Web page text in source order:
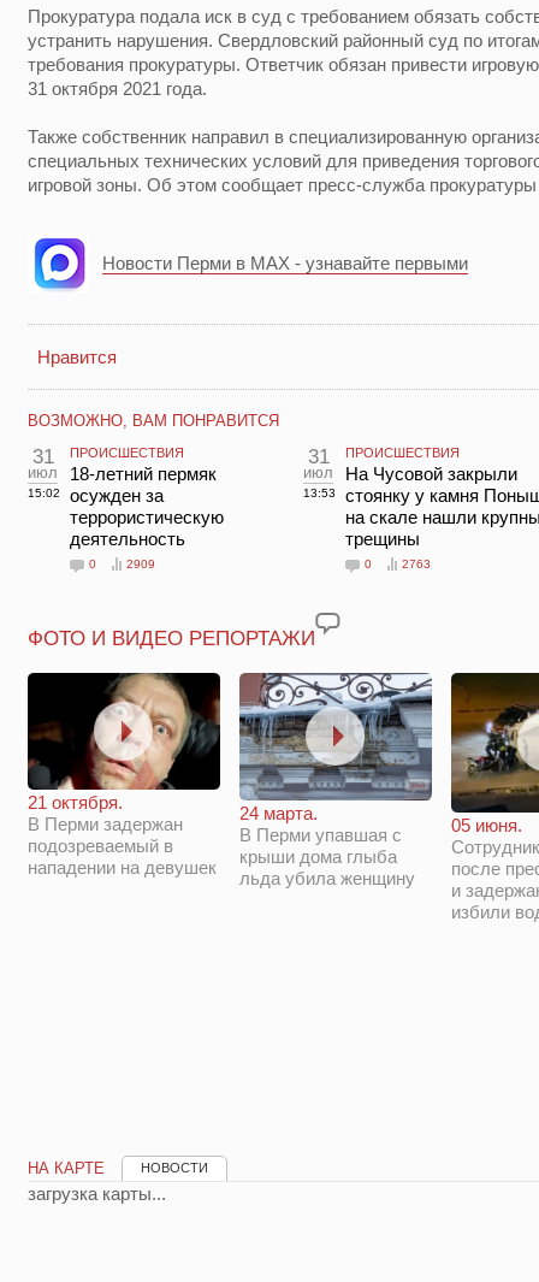
Прокуратура подала иск в суд с требованием обязать
устранить нарушения. Свердловский районный суд по
требования прокуратуры. Ответчик обязан привести
31 октября 2021 года.
Также собственник направил в специализированную
специальных технических условий для приведения
игровой зоны. Об этом сообщает пресс-служба
Новости Перми в MAX - узнавайте первыми
Нравится
ВОЗМОЖНО, ВАМ ПОНРАВИТСЯ
31
июл
15:02
ПРОИСШЕСТВИЯ
18-летний пермяк
осужден за
террористическую
деятельность
0 2909
31
июл
13:53
ПРОИСШЕСТВИЯ
На Чусовой закрыли
стоянку у камня
на скале нашли
трещины
0 2763
ФОТО И ВИДЕО РЕПОРТАЖИ
21 октября.
В Перми задержан
подозреваемый в
нападении на девушек
24 марта.
В Перми упавшая с
крыши дома глыба
льда убила женщину
05 июня.
после
и
избили
НА КАРТЕ НОВОСТИ
загрузка карты...